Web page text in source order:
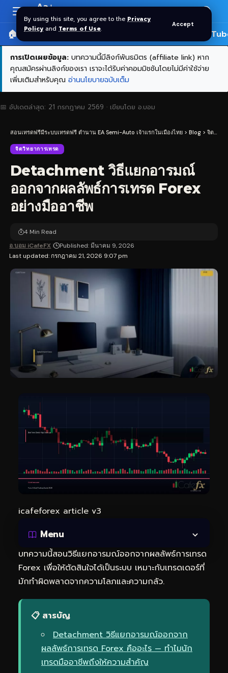
By using this site, you agree to the Privacy
Policy and Terms of Use.
Accept
Resizer
Aa
🏠 หน้าแรก ราคาทอง SPDR 🎬
การเปิดเผยข้อมูล: บทความนี้มีลิงก์พันธมิตร (affiliate link) หาก
คุณสมัครผ่านลิงก์ของเรา เราจะได้รับค่าคอมมิชชันโดยไม่มีค่าใช้จ่าย
เพิ่มเติมสำหรับคุณ อ่านนโยบายฉบับเต็ม
📅 อัปเดตล่าสุด: 21 กรกฎาคม 2569 · เขียนโดย อ.บอม
สอนเทรดฟรีมีระบบเทรดฟรี ตำนาน EA Semi-Auto เจ้าแรกในเมืองไทย > Blog > จิตวิทยาการเทรด
จิตวิทยาการเทรด
Detachment วิธีแยกอารมณ์
ออกจากผลลัพธ์การเทรด Forex
อย่างมืออาชีพ
Last updated: กรกฎาคม 21, 2026 9:07 pm
อ.บอม iCafeFX Published: มีนาคม 9, 2026
4 Min Read
icafeforex article v3
Menu
บทความนี้สอนวิธีแยกอารมณ์ออกจากผลลัพธ์การเทรด
Forex เพื่อให้ตัดสินใจได้เป็นระบบ เหมาะกับเทรดเดอร์ที่
มักทำผิดพลาดจากความโลภและความกลัว.
📋 สารบัญ
Detachment วิธีแยกอารมณ์ออกจาก
ผลลัพธ์การเทรด Forex คืออะไร — ทำไมนัก
เทรดมืออาชีพถึงให้ความสำคัญ